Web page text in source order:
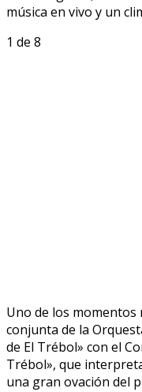
música en vivo y un
1 de 8
Uno de los momentos
conjunta de la
de El Trébol» con el
Trébol», que
una gran ovación del